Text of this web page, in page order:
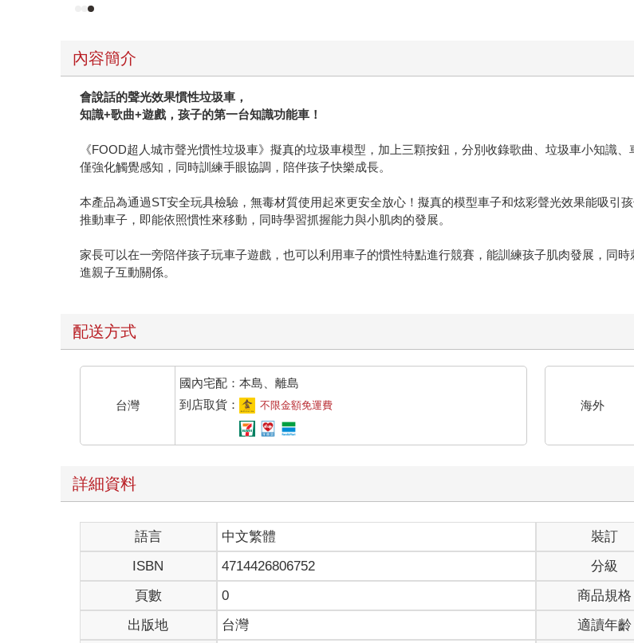
內容簡介
會說話的聲光效果慣性垃圾車，
知識+歌曲+遊戲，孩子的第一台知識功能車！
《FOOD超人城市聲光慣性垃圾車》擬真的垃圾車模型，加上三顆按鈕，分別收錄歌曲、垃圾車小知識
僅強化觸覺感知，同時訓練手眼協調，陪伴孩子快樂成長。
本產品為通過ST安全玩具檢驗，無毒材質使用起來更安全放心！擬真的模型車子和炫彩聲光效果能吸引
推動車子，即能依照慣性來移動，同時學習抓握能力與小肌肉的發展。
家長可以在一旁陪伴孩子玩車子遊戲，也可以利用車子的慣性特點進行競賽，能訓練孩子肌肉發展，同
進親子互動關係。
配送方式
台灣
國內宅配：本島、離島
到店取貨：
不限金額免運費 海外
詳細資料
語言 中文繁體 裝訂
ISBN
4714426806752 分級
頁數
0 商品規格
出版地
台灣 適讀年齡